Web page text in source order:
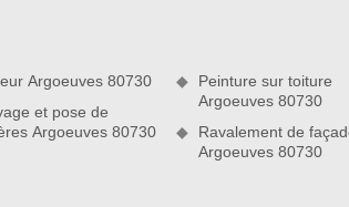
Argoeuves 80730
et pose de
Argoeuves 80730
Peinture sur toiture
Argoeuves 80730
Ravalement de
Argoeuves 80730